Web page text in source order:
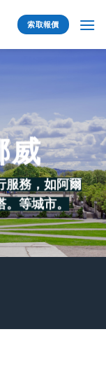
索取報價
威
服務，如阿爾
。等城市。